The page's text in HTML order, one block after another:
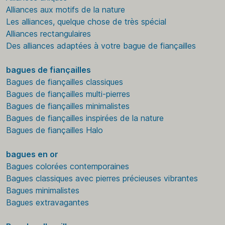
Alliances aux motifs de la nature
Les alliances, quelque chose de très spécial
Alliances rectangulaires
Des alliances adaptées à votre bague de fiançailles
bagues de fiançailles
Bagues de fiançailles classiques
Bagues de fiançailles multi-pierres
Bagues de fiançailles minimalistes
Bagues de fiançailles inspirées de la nature
Bagues de fiançailles Halo
bagues en or
Bagues colorées contemporaines
Bagues classiques avec pierres précieuses vibrantes
Bagues minimalistes
Bagues extravagantes